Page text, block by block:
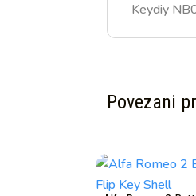
Keydiy
Povezani